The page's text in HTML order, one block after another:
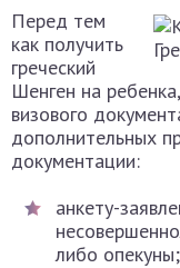
Перед тем
как получить
греческий
Шенген на
визового
дополнительных
документации:
анкету-
либо опекуны;